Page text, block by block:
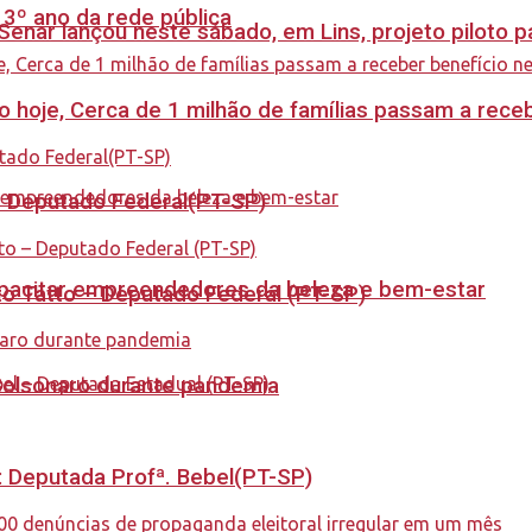
lançou neste sábado, em Lins, projeto
empreendedores da beleza e bem-estar
Profª. Bebel(PT-SP)
ano da rede pública
hoje, Cerca de 1 milhão de famílias passam a
Federal(PT-SP)
Tatto – Deputado Federal (PT-SP)
durante pandemia